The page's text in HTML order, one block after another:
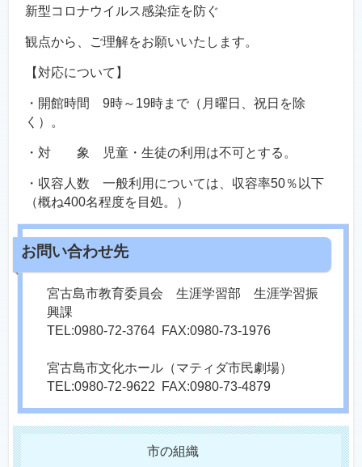
新型コロナウイルス感染症を防ぐ
観点から、ご理解をお願いいたします。
【対応について】
・開館時間 9時～19時まで（月曜日、祝日を除
く）。
・対 象 児童・生徒の利用は不可とする。
・収容人数 一般利用については、収容率50％以下
（概ね400名程度を目処。）
宮古島市教育委員会 生涯学習部 生涯学習振
興課
TEL:0980-72-3764 FAX:0980-73-1976
宮古島市文化ホール（マティダ市民劇場）
TEL:0980-72-9622 FAX:0980-73-4879
市の組織